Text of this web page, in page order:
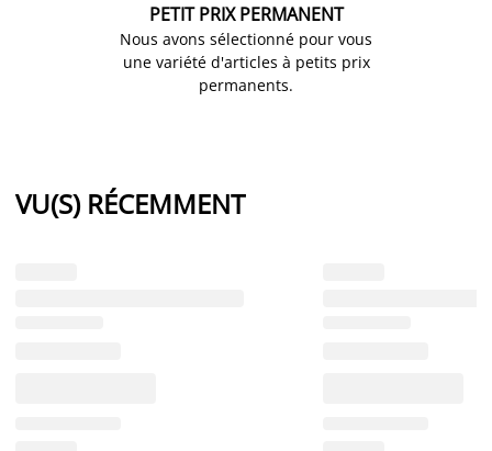
PETIT PRIX PERMANENT
Nous avons sélectionné pour vous
une variété d'articles à petits prix
permanents.
VU(S) RÉCEMMENT